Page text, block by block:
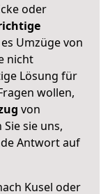
oder
Umzüge von
nicht
Lösung für
wollen,
von
sie uns,
Antwort auf
Kusel oder